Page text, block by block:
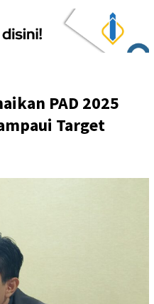
PAD 2025
Target